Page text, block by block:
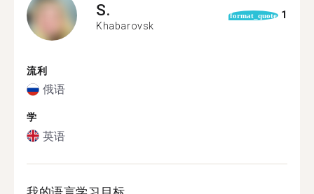
S.
Khabarovsk
format_quote 1
流利
俄语
学
英语